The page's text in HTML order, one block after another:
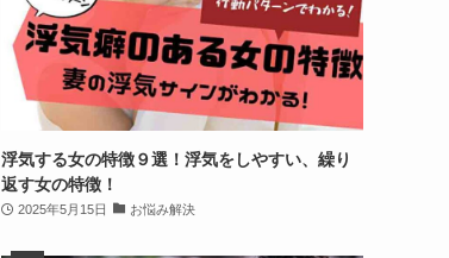
浮気する女の特徴９選！浮気をしやすい、繰り
返す女の特徴！
2025年5月15日 お悩み解決